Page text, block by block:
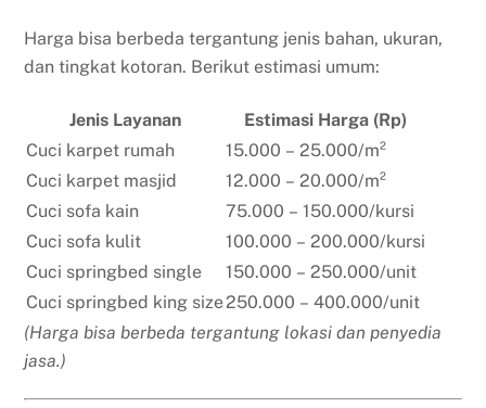
Harga bisa berbeda tergantung jenis bahan, ukuran,
dan tingkat kotoran. Berikut estimasi umum:
Jenis Layanan
Estimasi Harga (Rp)
Cuci karpet rumah
15.000 – 25.000/m²
Cuci karpet masjid
12.000 – 20.000/m²
Cuci sofa kain
75.000 – 150.000/kursi
Cuci sofa kulit
100.000 – 200.000/kursi
Cuci springbed single
150.000 – 250.000/unit
Cuci springbed king size250.000 – 400.000/unit
(Harga bisa berbeda tergantung lokasi dan penyedia
jasa.)